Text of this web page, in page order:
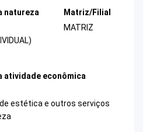
natureza
Matriz/Filial
MATRIZ
atividade econômica
estética e outros serviços